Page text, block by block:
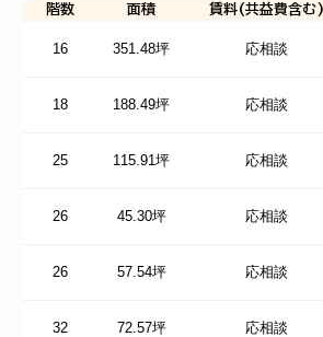
階数 面積 賃料(共益費含む)
16 351.48坪 応相談
18 188.49坪 応相談
25 115.91坪 応相談
26 45.30坪 応相談
26 57.54坪 応相談
32 72.57坪 応相談